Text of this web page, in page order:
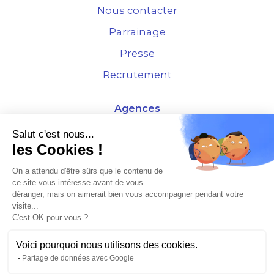
Nous contacter
Parrainage
Presse
Recrutement
Agences
4 Rue de la Bourse - 69001 Lyon
10 rue d'Austerlitz - 75012 Paris
À L'HORIZON 2025
Salut c'est nous...
les Cookies !
On a attendu d'être sûrs que le contenu de
ce site vous intéresse avant de vous
déranger, mais on aimerait bien vous accompagner pendant votre
visite...
C'est OK pour vous ?
Voici pourquoi nous utilisons des cookies.
Partage de données avec Google